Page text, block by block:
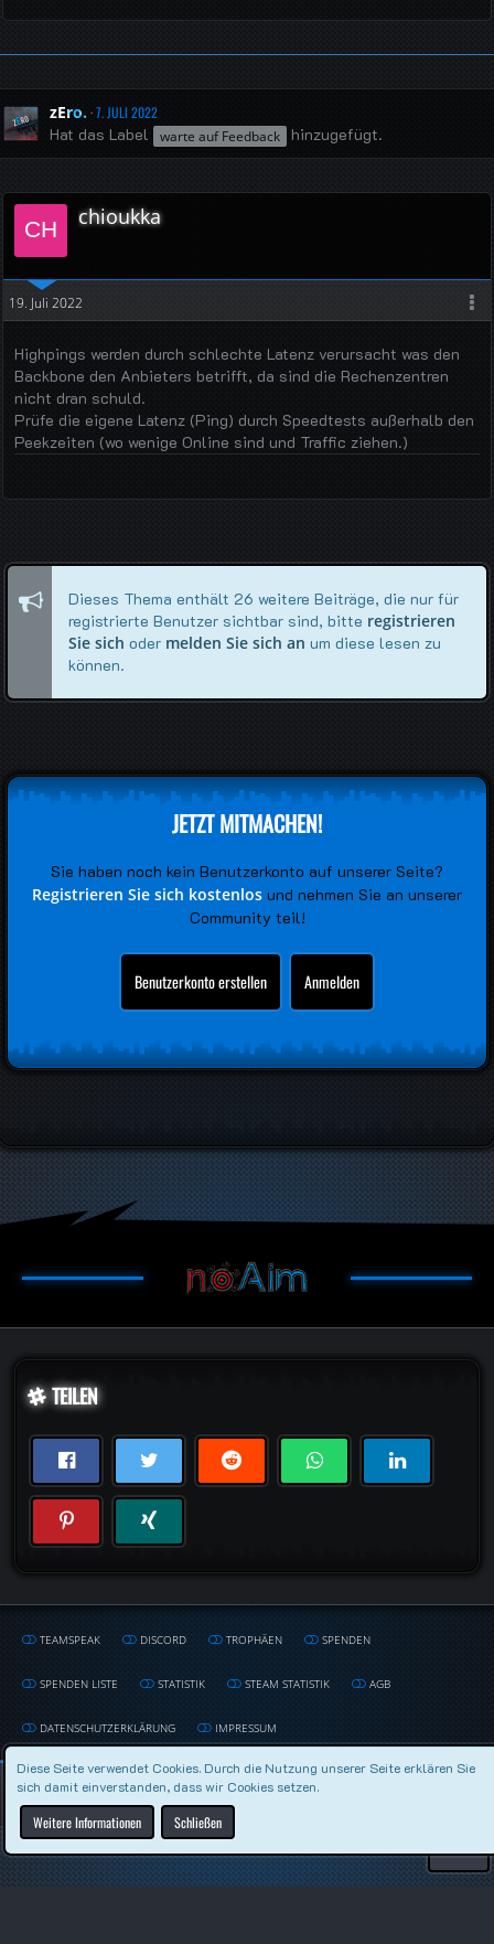
zEro. 7. JULI 2022
Hat das Label warte auf Feedback hinzugefügt.
chioukka
19. Juli 2022
Highpings werden durch schlechte Latenz verursacht was den
Backbone den Anbieters betrifft, da sind die Rechenzentren
nicht dran schuld.
Prüfe die eigene Latenz (Ping) durch Speedtests außerhalb den
Peekzeiten (wo wenige Online sind und Traffic ziehen.)
Dieses Thema enthält 26 weitere Beiträge, die nur für
registrierte Benutzer sichtbar sind, bitte registrieren
Sie sich oder melden Sie sich an um diese lesen zu
können.
JETZT MITMACHEN!
Sie haben noch kein Benutzerkonto auf unserer Seite?
Registrieren Sie sich kostenlos und nehmen Sie an unserer
Community teil!
Benutzerkonto erstellen Anmelden
TEILEN
TEAMSPEAK DISCORD TROPHÄEN SPENDEN
SPENDEN LISTE STATISTIK STEAM STATISTIK AGB
DATENSCHUTZERKLÄRUNG IMPRESSUM
Community-Software:WoltLab Suite™
Diese Seite verwendet Cookies. Durch die Nutzung unserer Seite erklären Sie
sich damit einverstanden, dass wir Cookies setzen.
Weitere Informationen Schließen